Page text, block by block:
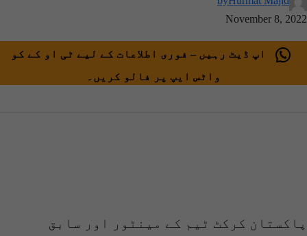
November 8, 2022
اپ ڈیٹ رہیں – فوری اطلاعات کے لیے ٹی او کے کو
واٹس ایپ پر فالو کریں۔
پاکستان کرکٹ ٹیم کے مینٹور اور سابق